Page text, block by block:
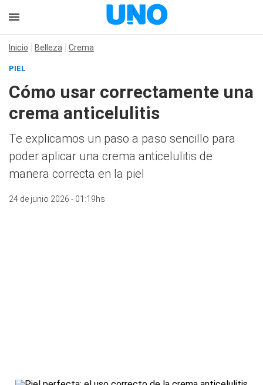
Inicio Belleza Crema
PIEL
Cómo usar correctamente una
crema anticelulitis
Te explicamos un paso a paso sencillo para
poder aplicar una crema anticelulitis de
manera correcta en la piel
24 de junio 2026 - 01:19hs